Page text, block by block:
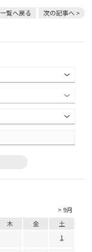
一覧へ戻る 次の記事へ >
> 9月
木 金
土
1